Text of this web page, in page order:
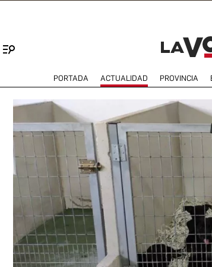
PORTADA ACTUALIDAD PROVINCIA